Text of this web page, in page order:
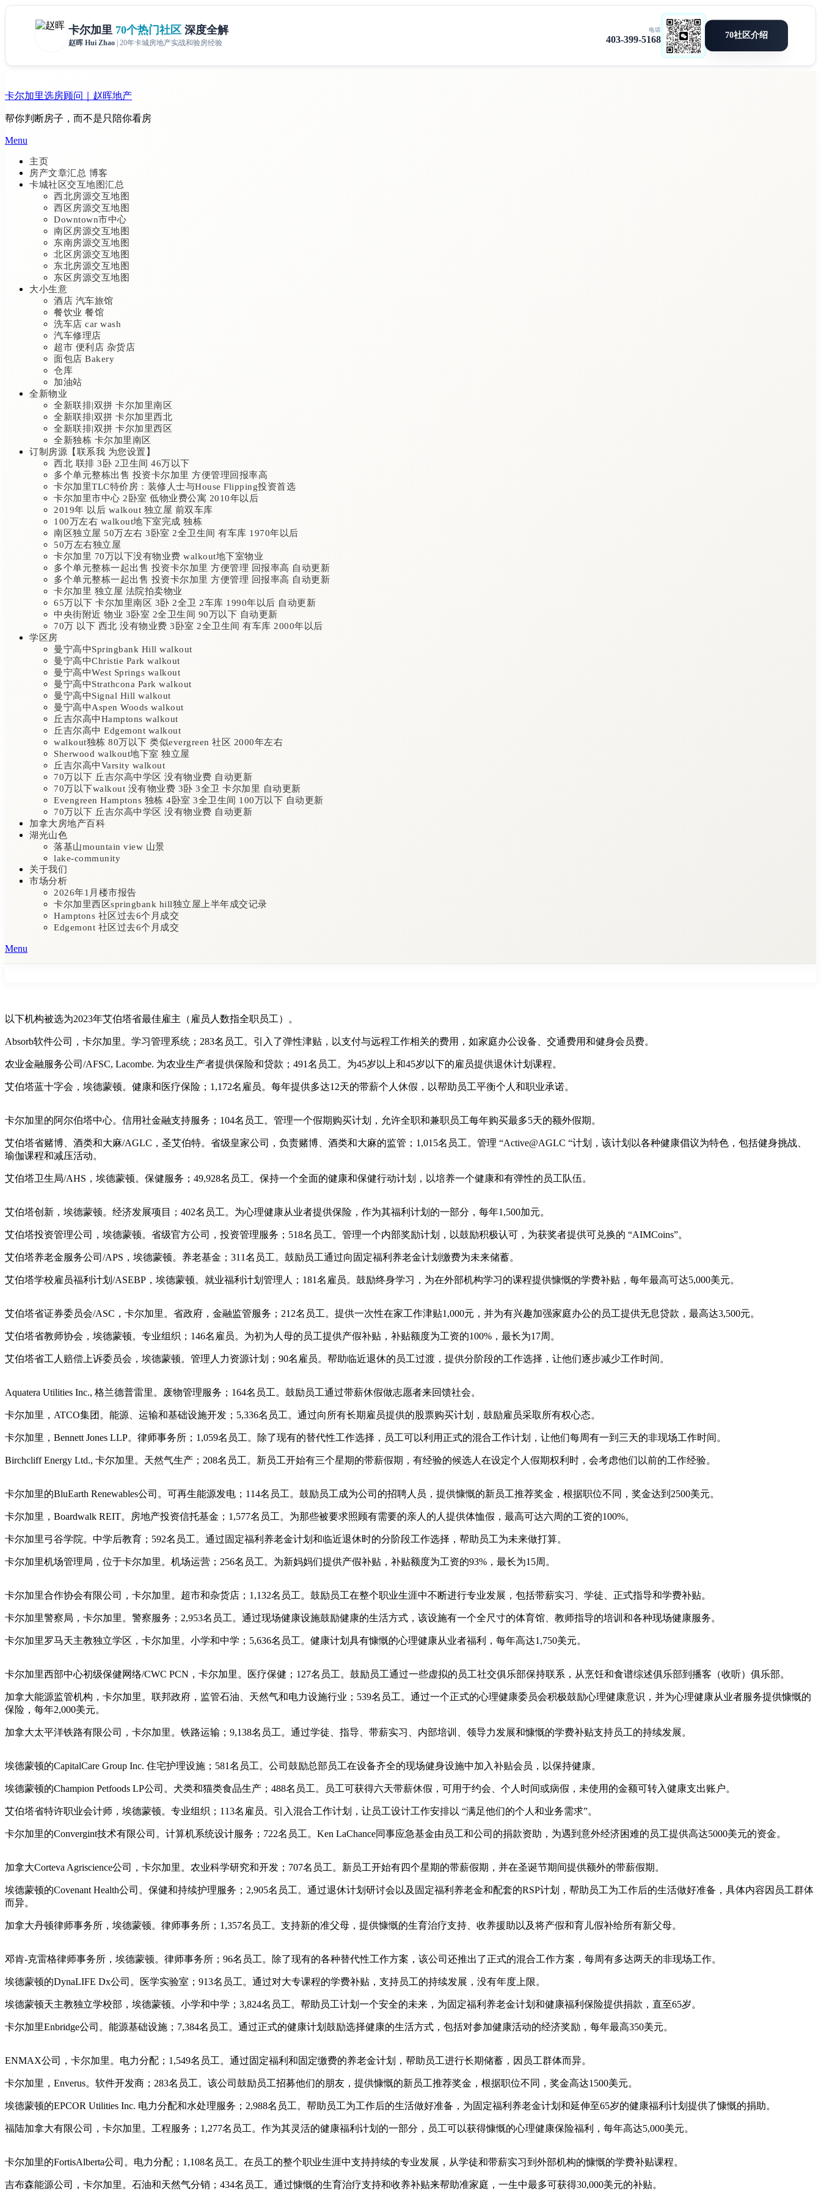
content
卡尔加里选房顾问｜赵晖地产
帮你判断房子，而不是只陪你看房
Menu
主页
房产文章汇总 博客
卡城社区交互地图汇总
西北房源交互地图
西区房源交互地图
Downtown市中心
南区房源交互地图
东南房源交互地图
北区房源交互地图
东北房源交互地图
东区房源交互地图
大小生意
酒店 汽车旅馆
餐饮业 餐馆
洗车店 car wash
汽车修理店
超市 便利店 杂货店
面包店 Bakery
仓库
加油站
全新物业
全新联排|双拼 卡尔加里南区
全新联排|双拼 卡尔加里西北
全新联排|双拼 卡尔加里西区
全新独栋 卡尔加里南区
订制房源【联系我 为您设置】
西北 联排 3卧 2卫生间 46万以下
多个单元整栋出售 投资卡尔加里 方便管理回报率高
卡尔加里TLC特价房：装修人士与House Flipping投资首选
卡尔加里市中心 2卧室 低物业费公寓 2010年以后
2019年 以后 walkout 独立屋 前双车库
100万左右 walkout地下室完成 独栋
南区独立屋 50万左右 3卧室 2全卫生间 有车库 1970年以后
50万左右独立屋
卡尔加里 70万以下没有物业费 walkout地下室物业
多个单元整栋一起出售 投资卡尔加里 方便管理 回报率高 自动更新
多个单元整栋一起出售 投资卡尔加里 方便管理 回报率高 自动更新
卡尔加里 独立屋 法院拍卖物业
65万以下 卡尔加里南区 3卧 2全卫 2车库 1990年以后 自动更新
中央街附近 物业 3卧室 2全卫生间 90万以下 自动更新
70万 以下 西北 没有物业费 3卧室 2全卫生间 有车库 2000年以后
学区房
曼宁高中Springbank Hill walkout
曼宁高中Christie Park walkout
曼宁高中West Springs walkout
曼宁高中Strathcona Park walkout
曼宁高中Signal Hill walkout
曼宁高中Aspen Woods walkout
丘吉尔高中Hamptons walkout
丘吉尔高中 Edgemont walkout
walkout独栋 80万以下 类似evergreen 社区 2000年左右
Sherwood walkout地下室 独立屋
丘吉尔高中Varsity walkout
70万以下 丘吉尔高中学区 没有物业费 自动更新
70万以下walkout 没有物业费 3卧 3全卫 卡尔加里 自动更新
Evengreen Hamptons 独栋 4卧室 3全卫生间 100万以下 自动更新
70万以下 丘吉尔高中学区 没有物业费 自动更新
加拿大房地产百科
湖光山色
落基山mountain view 山景
lake-community
关于我们
市场分析
2026年1月楼市报告
卡尔加里西区springbank hill独立屋上半年成交记录
Hamptons 社区过去6个月成交
Edgemont 社区过去6个月成交
Menu
以下机构被选为2023年艾伯塔省最佳雇主（雇员人数指全职员工）。
Absorb软件公司，卡尔加里。学习管理系统；283名员工。引入了弹性津贴，以支付与远程工作相关的费用，如家庭办公设备、交通费用和健身会员费。
农业金融服务公司/AFSC, Lacombe. 为农业生产者提供保险和贷款；491名员工。为45岁以上和45岁以下的雇员提供退休计划课程。
艾伯塔蓝十字会，埃德蒙顿。健康和医疗保险；1,172名雇员。每年提供多达12天的带薪个人休假，以帮助员工平衡个人和职业承诺。
卡尔加里的阿尔伯塔中心。信用社金融支持服务；104名员工。管理一个假期购买计划，允许全职和兼职员工每年购买最多5天的额外假期。
艾伯塔省赌博、酒类和大麻/AGLC，圣艾伯特。省级皇家公司，负责赌博、酒类和大麻的监管；1,015名员工。管理 “Active@AGLC “计划，该计划以各种健康倡议为特色，包括健身挑战、
瑜伽课程和减压活动。
艾伯塔卫生局/AHS，埃德蒙顿。保健服务；49,928名员工。保持一个全面的健康和保健行动计划，以培养一个健康和有弹性的员工队伍。
艾伯塔创新，埃德蒙顿。经济发展项目；402名员工。为心理健康从业者提供保险，作为其福利计划的一部分，每年1,500加元。
艾伯塔投资管理公司，埃德蒙顿。省级官方公司，投资管理服务；518名员工。管理一个内部奖励计划，以鼓励积极认可，为获奖者提供可兑换的 “AIMCoins”。
艾伯塔养老金服务公司/APS，埃德蒙顿。养老基金；311名员工。鼓励员工通过向固定福利养老金计划缴费为未来储蓄。
艾伯塔学校雇员福利计划/ASEBP，埃德蒙顿。就业福利计划管理人；181名雇员。鼓励终身学习，为在外部机构学习的课程提供慷慨的学费补贴，每年最高可达5,000美元。
艾伯塔省证券委员会/ASC，卡尔加里。省政府，金融监管服务；212名员工。提供一次性在家工作津贴1,000元，并为有兴趣加强家庭办公的员工提供无息贷款，最高达3,500元。
艾伯塔省教师协会，埃德蒙顿。专业组织；146名雇员。为初为人母的员工提供产假补贴，补贴额度为工资的100%，最长为17周。
艾伯塔省工人赔偿上诉委员会，埃德蒙顿。管理人力资源计划；90名雇员。帮助临近退休的员工过渡，提供分阶段的工作选择，让他们逐步减少工作时间。
Aquatera Utilities Inc., 格兰德普雷里。废物管理服务；164名员工。鼓励员工通过带薪休假做志愿者来回馈社会。
卡尔加里，ATCO集团。能源、运输和基础设施开发；5,336名员工。通过向所有长期雇员提供的股票购买计划，鼓励雇员采取所有权心态。
卡尔加里，Bennett Jones LLP。律师事务所；1,059名员工。除了现有的替代性工作选择，员工可以利用正式的混合工作计划，让他们每周有一到三天的非现场工作时间。
Birchcliff Energy Ltd., 卡尔加里。天然气生产；208名员工。新员工开始有三个星期的带薪假期，有经验的候选人在设定个人假期权利时，会考虑他们以前的工作经验。
卡尔加里的BluEarth Renewables公司。可再生能源发电；114名员工。鼓励员工成为公司的招聘人员，提供慷慨的新员工推荐奖金，根据职位不同，奖金达到2500美元。
卡尔加里，Boardwalk REIT。房地产投资信托基金；1,577名员工。为那些被要求照顾有需要的亲人的人提供体恤假，最高可达六周的工资的100%。
卡尔加里弓谷学院。中学后教育；592名员工。通过固定福利养老金计划和临近退休时的分阶段工作选择，帮助员工为未来做打算。
卡尔加里机场管理局，位于卡尔加里。机场运营；256名员工。为新妈妈们提供产假补贴，补贴额度为工资的93%，最长为15周。
卡尔加里合作协会有限公司，卡尔加里。超市和杂货店；1,132名员工。鼓励员工在整个职业生涯中不断进行专业发展，包括带薪实习、学徒、正式指导和学费补贴。
卡尔加里警察局，卡尔加里。警察服务；2,953名员工。通过现场健康设施鼓励健康的生活方式，该设施有一个全尺寸的体育馆、教师指导的培训和各种现场健康服务。
卡尔加里罗马天主教独立学区，卡尔加里。小学和中学；5,636名员工。健康计划具有慷慨的心理健康从业者福利，每年高达1,750美元。
卡尔加里西部中心初级保健网络/CWC PCN，卡尔加里。医疗保健；127名员工。鼓励员工通过一些虚拟的员工社交俱乐部保持联系，从烹饪和食谱综述俱乐部到播客（收听）俱乐部。
加拿大能源监管机构，卡尔加里。联邦政府，监管石油、天然气和电力设施行业；539名员工。通过一个正式的心理健康委员会积极鼓励心理健康意识，并为心理健康从业者服务提供慷慨的
保险，每年2,000美元。
加拿大太平洋铁路有限公司，卡尔加里。铁路运输；9,138名员工。通过学徒、指导、带薪实习、内部培训、领导力发展和慷慨的学费补贴支持员工的持续发展。
埃德蒙顿的CapitalCare Group Inc. 住宅护理设施；581名员工。公司鼓励总部员工在设备齐全的现场健身设施中加入补贴会员，以保持健康。
埃德蒙顿的Champion Petfoods LP公司。犬类和猫类食品生产；488名员工。员工可获得六天带薪休假，可用于约会、个人时间或病假，未使用的金额可转入健康支出账户。
艾伯塔省特许职业会计师，埃德蒙顿。专业组织；113名雇员。引入混合工作计划，让员工设计工作安排以 “满足他们的个人和业务需求”。
卡尔加里的Convergint技术有限公司。计算机系统设计服务；722名员工。Ken LaChance同事应急基金由员工和公司的捐款资助，为遇到意外经济困难的员工提供高达5000美元的资金。
加拿大Corteva Agriscience公司，卡尔加里。农业科学研究和开发；707名员工。新员工开始有四个星期的带薪假期，并在圣诞节期间提供额外的带薪假期。
埃德蒙顿的Covenant Health公司。保健和持续护理服务；2,905名员工。通过退休计划研讨会以及固定福利养老金和配套的RSP计划，帮助员工为工作后的生活做好准备，具体内容因员工群体
而异。
加拿大丹顿律师事务所，埃德蒙顿。律师事务所；1,357名员工。支持新的准父母，提供慷慨的生育治疗支持、收养援助以及将产假和育儿假补给所有新父母。
邓肯-克雷格律师事务所，埃德蒙顿。律师事务所；96名员工。除了现有的各种替代性工作方案，该公司还推出了正式的混合工作方案，每周有多达两天的非现场工作。
埃德蒙顿的DynaLIFE Dx公司。医学实验室；913名员工。通过对大专课程的学费补贴，支持员工的持续发展，没有年度上限。
埃德蒙顿天主教独立学校部，埃德蒙顿。小学和中学；3,824名员工。帮助员工计划一个安全的未来，为固定福利养老金计划和健康福利保险提供捐款，直至65岁。
卡尔加里Enbridge公司。能源基础设施；7,384名员工。通过正式的健康计划鼓励选择健康的生活方式，包括对参加健康活动的经济奖励，每年最高350美元。
ENMAX公司，卡尔加里。电力分配；1,549名员工。通过固定福利和固定缴费的养老金计划，帮助员工进行长期储蓄，因员工群体而异。
卡尔加里，Enverus。软件开发商；283名员工。该公司鼓励员工招募他们的朋友，提供慷慨的新员工推荐奖金，根据职位不同，奖金高达1500美元。
埃德蒙顿的EPCOR Utilities Inc. 电力分配和水处理服务；2,988名员工。帮助员工为工作后的生活做好准备，为固定福利养老金计划和延伸至65岁的健康福利计划提供了慷慨的捐助。
福陆加拿大有限公司，卡尔加里。工程服务；1,277名员工。作为其灵活的健康福利计划的一部分，员工可以获得慷慨的心理健康保险福利，每年高达5,000美元。
卡尔加里的FortisAlberta公司。电力分配；1,108名员工。在员工的整个职业生涯中支持持续的专业发展，从学徒和带薪实习到外部机构的慷慨的学费补贴课程。
吉布森能源公司，卡尔加里。石油和天然气分销；434名员工。通过慷慨的生育治疗支持和收养补贴来帮助准家庭，一生中最多可获得30,000美元的补贴。